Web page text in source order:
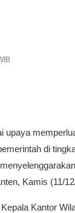
upaya
di
Kamis (11/
Kantor